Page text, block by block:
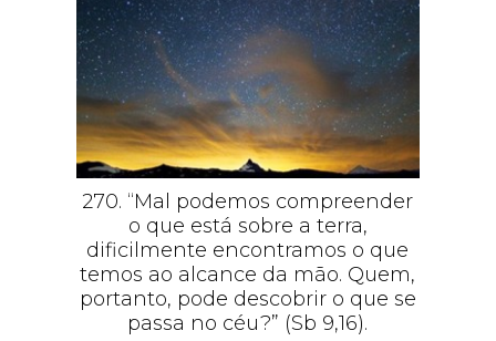
270. “Mal podemos compreender
o que está sobre a terra,
dificilmente encontramos o que
temos ao alcance da mão. Quem,
portanto, pode descobrir o que se
passa no céu?” (Sb 9,16).